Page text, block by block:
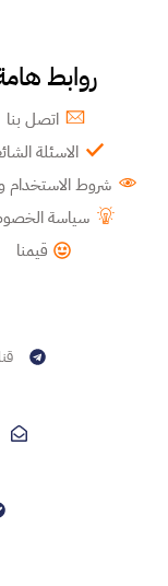
روابط
اتصل بنا
الاسئلة
شروط الاستخدام
سياسة
قيمنا